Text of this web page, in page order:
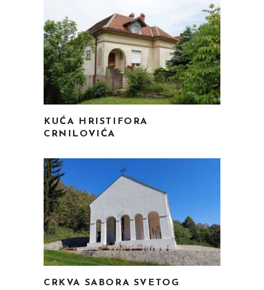
KUĆA HRISTIFORA
CRNILOVIĆA
CRKVA SABORA SVETOG